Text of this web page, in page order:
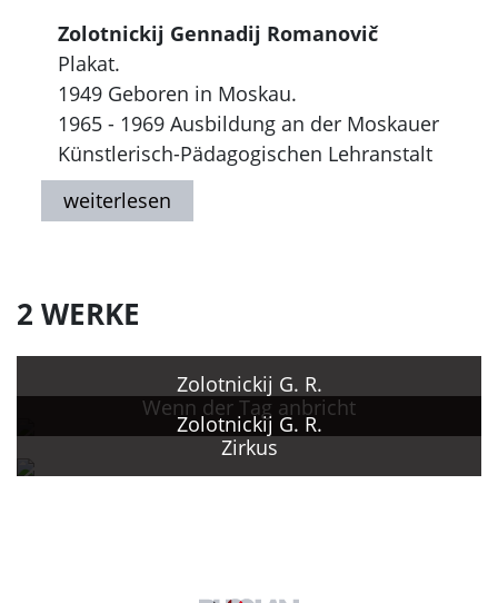
Zolotnickij Gennadij Romanovič
Plakat.
1949 Geboren in Moskau.
1965 - 1969 Ausbildung an der Moskauer
Künstlerisch-Pädagogischen Lehranstalt
zum Andenken an das Jahr 1905.
Seit 1974 Anfertigung von Reklame für
und zum Thema Arbeitsschutz.
2 WERKE
Zolotnickij G. R.
Wenn der Tag anbricht
Zolotnickij G. R.
Zirkus